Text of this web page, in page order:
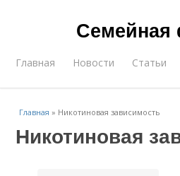
Главная Новости Статьи
Главная » Никотиновая зависимость
Никотиновая